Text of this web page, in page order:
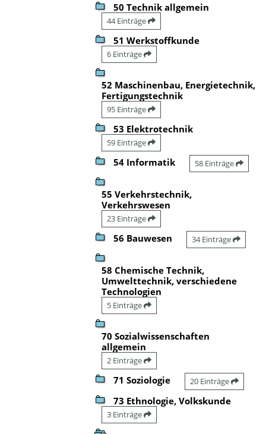
50 Technik allgemein
44 Einträge
51 Werkstoffkunde
6 Einträge
52 Maschinenbau, Energietechnik,
Fertigungstechnik
95 Einträge
53 Elektrotechnik
59 Einträge
54 Informatik 58 Einträge
55 Verkehrstechnik,
Verkehrswesen
23 Einträge
56 Bauwesen 34 Einträge
58 Chemische Technik,
Umwelttechnik, verschiedene
Technologien
5 Einträge
70 Sozialwissenschaften
allgemein
2 Einträge
71 Soziologie 20 Einträge
73 Ethnologie, Volkskunde
3 Einträge